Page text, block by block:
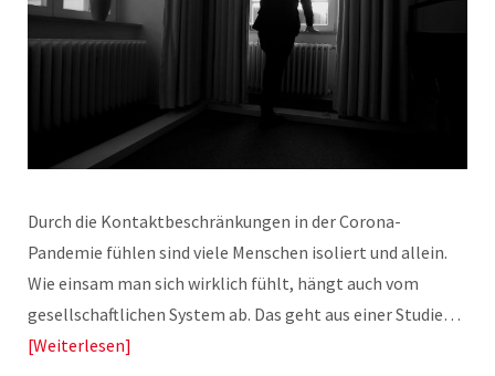
Durch die Kontaktbeschränkungen in der Corona-
Pandemie fühlen sind viele Menschen isoliert und allein.
Wie einsam man sich wirklich fühlt, hängt auch vom
gesellschaftlichen System ab. Das geht aus einer Studie…
Weiterlesen